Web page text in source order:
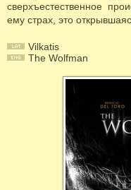
сверхъестественное
ему страх, это
Vilkatis
The Wolfman